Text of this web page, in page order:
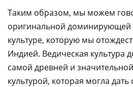
Таким образом, мы можем
оригинальной доминирующей
культуре, которую мы
Индией. Ведическая культура
самой древней и
культурой, которая могла дать